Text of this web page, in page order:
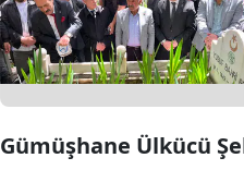
Gümüşhane Ülkücü